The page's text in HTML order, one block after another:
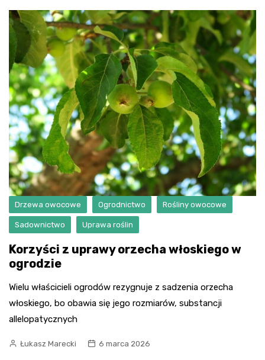
Drzewa owocowe Ogrodnictwo Rośliny owocowe
Sadownictwo Uprawa roślin
Korzyści z uprawy orzecha włoskiego w
ogrodzie
Wielu właścicieli ogrodów rezygnuje z sadzenia orzecha
włoskiego, bo obawia się jego rozmiarów, substancji
allelopatycznych
Łukasz Marecki 6 marca 2026